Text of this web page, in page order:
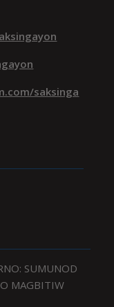
saksinga
SUMUNOD
MAGBITIW